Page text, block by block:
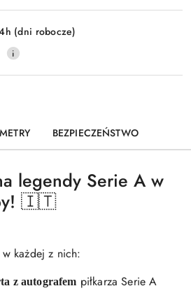
(dni robocze)
BEZPIECZEŃSTWO
legendy Serie A w
🇮🇹
każdej z nich:
z autografem piłkarza Serie A